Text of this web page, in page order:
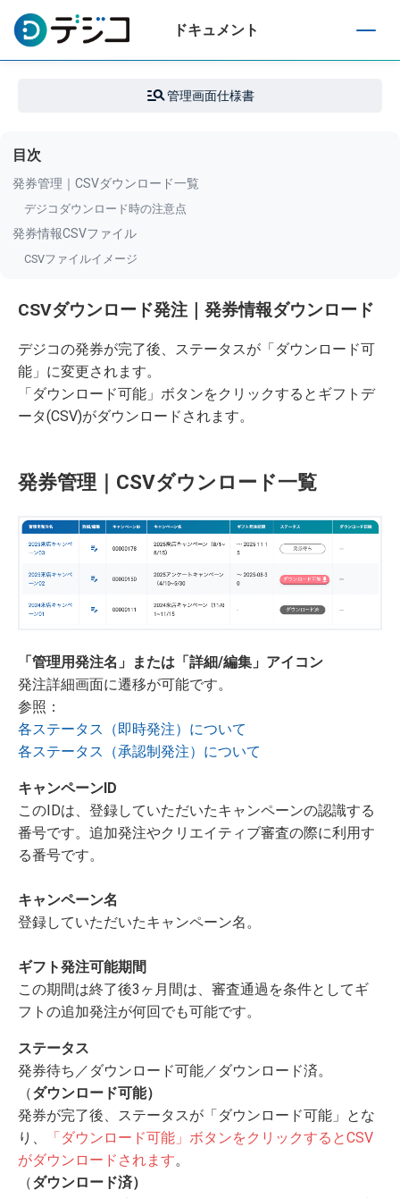
ドキュメント
o
o
管理画面仕様書
目次
発券管理｜CSVダウンロード一覧
デジコダウンロード時の注意点
発券情報CSVファイル
CSVファイルイメージ
CSVダウンロード発注｜発券情報ダウンロード
デジコの発券が完了後、ステータスが「ダウンロード可
能」に変更されます。
「ダウンロード可能」ボタンをクリックするとギフトデ
ータ(CSV)がダウンロードされます。
発券管理｜CSVダウンロード一覧
「管理用発注名」または「詳細/編集」アイコン
発注詳細画面に遷移が可能です。
参照：
各ステータス（即時発注）について
各ステータス（承認制発注）について
キャンペーンID
このIDは、登録していただいたキャンペーンの認識する
番号です。追加発注やクリエイティブ審査の際に利用す
る番号です。
キャンペーン名
登録していただいたキャンペーン名。
ギフト発注可能期間
この期間は終了後3ヶ月間は、審査通過を条件としてギ
フトの追加発注が何回でも可能です。
ステータス
発券待ち／ダウンロード可能／ダウンロード済。
（ダウンロード可能）
発券が完了後、ステータスが「ダウンロード可能」とな
り、
「ダウンロード可能」ボタンをクリックするとCSV
がダウンロードされます。
（ダウンロード済）